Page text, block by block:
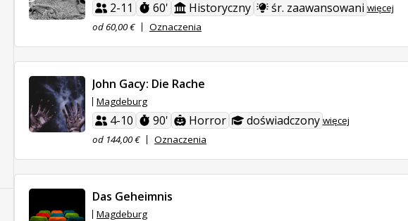
2-11 60' Historyczny śr. zaawansowani więcej
od 60,00 €
Oznaczenia
John Gacy: Die Rache
Magdeburg
4-10 90' Horror doświadczony więcej
od 144,00 €
Oznaczenia
Das Geheimnis
Magdeburg